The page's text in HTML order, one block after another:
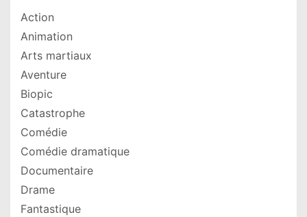
Action
Animation
Arts martiaux
Aventure
Biopic
Catastrophe
Comédie
Comédie dramatique
Documentaire
Drame
Fantastique